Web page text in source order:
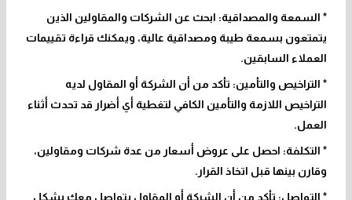
* السمعة والمصداقية: ابحث عن الشركات والمقاولين الذين
يتمتعون بسمعة طيبة ومصداقية عالية، ويمكنك قراءة تقييمات
العملاء السابقين.
* التراخيص والتأمين: تأكد من أن الشركة أو المقاول لديه
التراخيص اللازمة والتأمين الكافي لتغطية أي أضرار قد تحدث أثناء
العمل.
* التكلفة: احصل على عروض أسعار من عدة شركات ومقاولين،
وقارن بينها قبل اتخاذ القرار.
* التواصل: تأكد من أن الشركة أو المقاول يتواصل معك بشكل